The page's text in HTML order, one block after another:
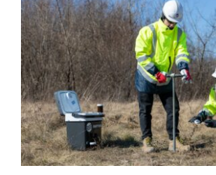
Badania